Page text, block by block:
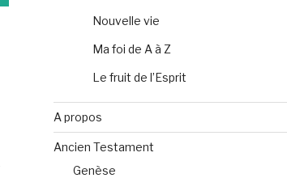
Nouvelle vie
Ma foi de A à Z
Le fruit de l’Esprit
A propos
Ancien Testament
Genèse